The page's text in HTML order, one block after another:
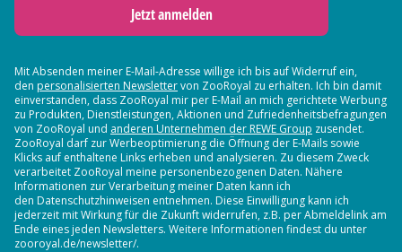
Jetzt anmelden
Mit Absenden meiner E-Mail-Adresse willige ich bis auf Widerruf ein,
den personalisierten Newslettervon ZooRoyal zu erhalten. Ich bin damit
einverstanden, dass ZooRoyal mir per E-Mail an mich gerichtete Werbung
zu Produkten, Dienstleistungen, Aktionen und Zufriedenheitsbefragungen
von ZooRoyal und anderen Unternehmen der REWE Group zusendet.
ZooRoyal darf zur Werbeoptimierung die Öffnung der E-Mails sowie
Klicks auf enthaltene Links erheben und analysieren. Zu diesem Zweck
verarbeitet ZooRoyal meine personenbezogenen Daten. Nähere
Informationen zur Verarbeitung meiner Daten kann ich
den Datenschutzhinweisen entnehmen. Diese Einwilligung kann ich
jederzeit mit Wirkung für die Zukunft widerrufen, z.B. per Abmeldelink am
Ende eines jeden Newsletters. Weitere Informationen findest du unter
zooroyal.de/newsletter/.